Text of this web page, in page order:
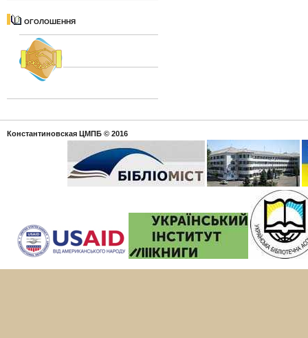
ОГОЛОШЕННЯ
Константиновская ЦМПБ © 2016